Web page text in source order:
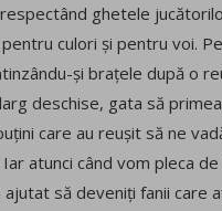
ghetele
culori și pentru voi.
și brațele după o
deschise, gata să
care au reușit să ne
atunci când vom pleca
să deveniți fanii care